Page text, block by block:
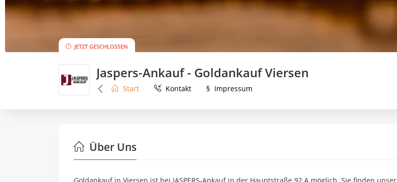
JETZT GESCHLOSSEN
Jaspers-Ankauf - Goldankauf Viersen
Start Kontakt § Impressum
Über Uns